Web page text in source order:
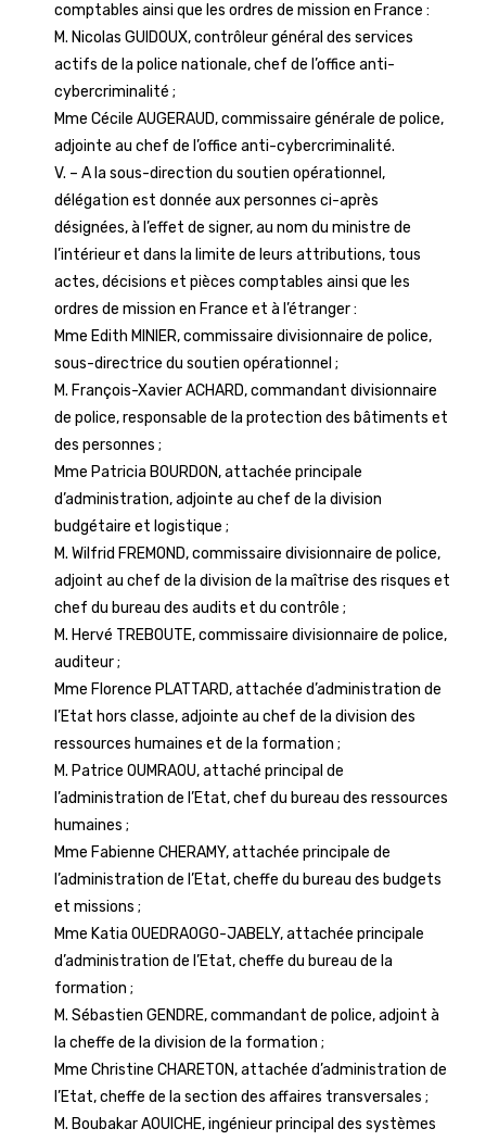
comptables ainsi que les ordres de mission en France :
M. Nicolas GUIDOUX, contrôleur général des services
actifs de la police nationale, chef de l’office anti-
cybercriminalité ;
Mme Cécile AUGERAUD, commissaire générale de police,
adjointe au chef de l’office anti-cybercriminalité.
V. – A la sous-direction du soutien opérationnel,
délégation est donnée aux personnes ci-après
désignées, à l’effet de signer, au nom du ministre de
l’intérieur et dans la limite de leurs attributions, tous
actes, décisions et pièces comptables ainsi que les
ordres de mission en France et à l’étranger :
Mme Edith MINIER, commissaire divisionnaire de police,
sous-directrice du soutien opérationnel ;
M. François-Xavier ACHARD, commandant divisionnaire
de police, responsable de la protection des bâtiments et
des personnes ;
Mme Patricia BOURDON, attachée principale
d’administration, adjointe au chef de la division
budgétaire et logistique ;
M. Wilfrid FREMOND, commissaire divisionnaire de police,
adjoint au chef de la division de la maîtrise des risques et
chef du bureau des audits et du contrôle ;
M. Hervé TREBOUTE, commissaire divisionnaire de police,
auditeur ;
Mme Florence PLATTARD, attachée d’administration de
l’Etat hors classe, adjointe au chef de la division des
ressources humaines et de la formation ;
M. Patrice OUMRAOU, attaché principal de
l’administration de l’Etat, chef du bureau des ressources
humaines ;
Mme Fabienne CHERAMY, attachée principale de
l’administration de l’Etat, cheffe du bureau des budgets
et missions ;
Mme Katia OUEDRAOGO-JABELY, attachée principale
d’administration de l’Etat, cheffe du bureau de la
formation ;
M. Sébastien GENDRE, commandant de police, adjoint à
la cheffe de la division de la formation ;
Mme Christine CHARETON, attachée d’administration de
l’Etat, cheffe de la section des affaires transversales ;
M. Boubakar AOUICHE, ingénieur principal des systèmes